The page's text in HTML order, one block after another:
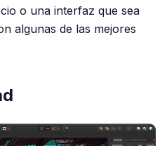
o una interfaz que sea
algunas de las mejores